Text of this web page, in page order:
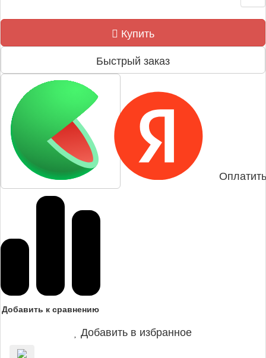
Купить
Быстрый заказ
Добавить к сравнению
Добавить в избранное